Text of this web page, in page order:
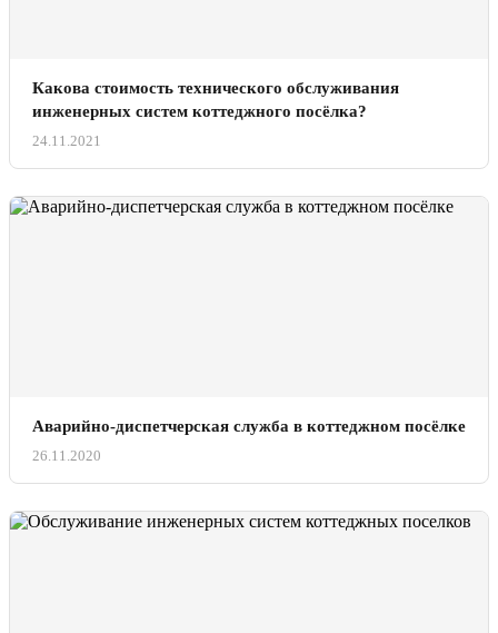
Какова стоимость технического обслуживания
инженерных систем коттеджного посёлка?
24.11.2021
Аварийно-диспетчерская служба в коттеджном посёлке
26.11.2020